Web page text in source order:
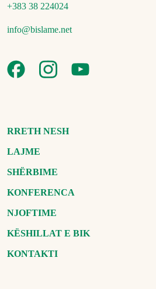
+383 38 224024
info@bislame.net
RRETH NESH
LAJME
SHËRBIME
KONFERENCA
NJOFTIME
KËSHILLAT E BIK
KONTAKTI